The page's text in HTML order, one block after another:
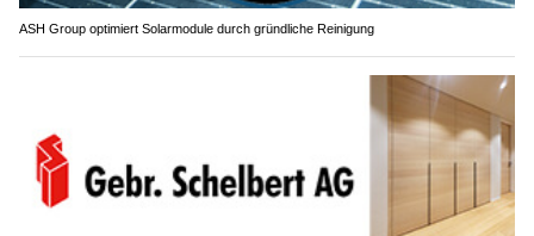
ASH Group optimiert Solarmodule durch gründliche Reinigung